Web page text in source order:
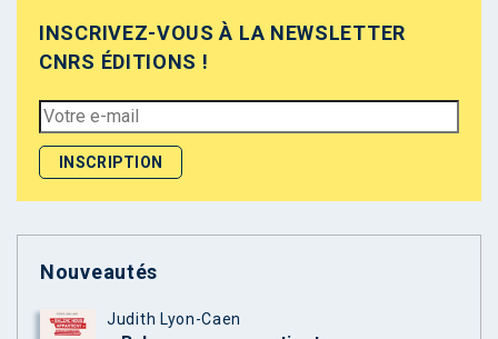
INSCRIVEZ-VOUS À LA NEWSLETTER
CNRS ÉDITIONS !
Nouveautés
Judith Lyon-Caen